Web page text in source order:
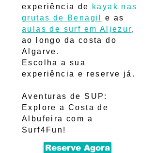
experiência de
kayak nas
grutas de Benagil
e as
aulas de surf em Aljezur,
ao longo da costa do
Algarve.
Escolha a sua
experiência e reserve já.
Aventuras de SUP:
Explore a Costa de
Albufeira com a
Surf4Fun!
Reserve Agora